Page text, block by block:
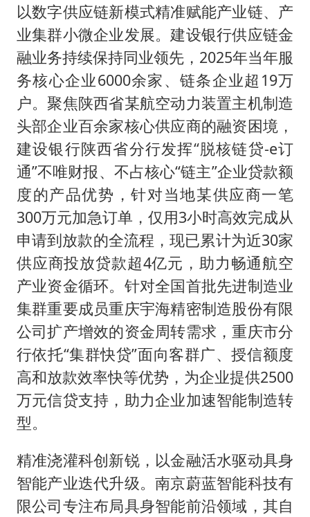
以数字供应链新模式精准赋能产业链、产
业集群小微企业发展。建设银行供应链金
融业务持续保持同业领先，2025年当年服
务核心企业6000余家、链条企业超19万
户。聚焦陕西省某航空动力装置主机制造
头部企业百余家核心供应商的融资困境，
建设银行陕西省分行发挥“脱核链贷-e订
通”不唯财报、不占核心“链主”企业贷款额
度的产品优势，针对当地某供应商一笔
300万元加急订单，仅用3小时高效完成从
申请到放款的全流程，现已累计为近30家
供应商投放贷款超4亿元，助力畅通航空
产业资金循环。针对全国首批先进制造业
集群重要成员重庆宇海精密制造股份有限
公司扩产增效的资金周转需求，重庆市分
行依托“集群快贷”面向客群广、授信额度
高和放款效率快等优势，为企业提供2500
万元信贷支持，助力企业加速智能制造转
型。
精准浇灌科创新锐，以金融活水驱动具身
智能产业迭代升级。南京蔚蓝智能科技有
限公司专注布局具身智能前沿领域，其自